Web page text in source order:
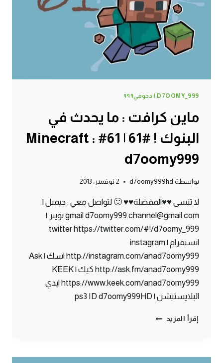
D7OOMY_999 | دحومي٩٩٩
ماين كرافت : ما يحدث في
البنوك ! #61 | 61# Minecraft :
d7oomy999
بواسطة d7oomy999hd 2 نوفمبر، 2013
لا تنسى ♥♥المفضلة♥♥ 🙂 لتواصل معي : جيميل |
gmail d7oomy999.channel@gmail.com تويتر |
twitter https://twitter.com/#!/d7oomy_999
انستقرام | instagram
http://instagram.com/anad7oomy999 اسك | Ask
http://ask.fm/anad7oomy999 كيك | KEEK
https://www.keek.com/anad7oomy999 ايدي
البلايستيشن | ps3 ID d7oomy999HD
إقرأ المزيد ماين
يحدث